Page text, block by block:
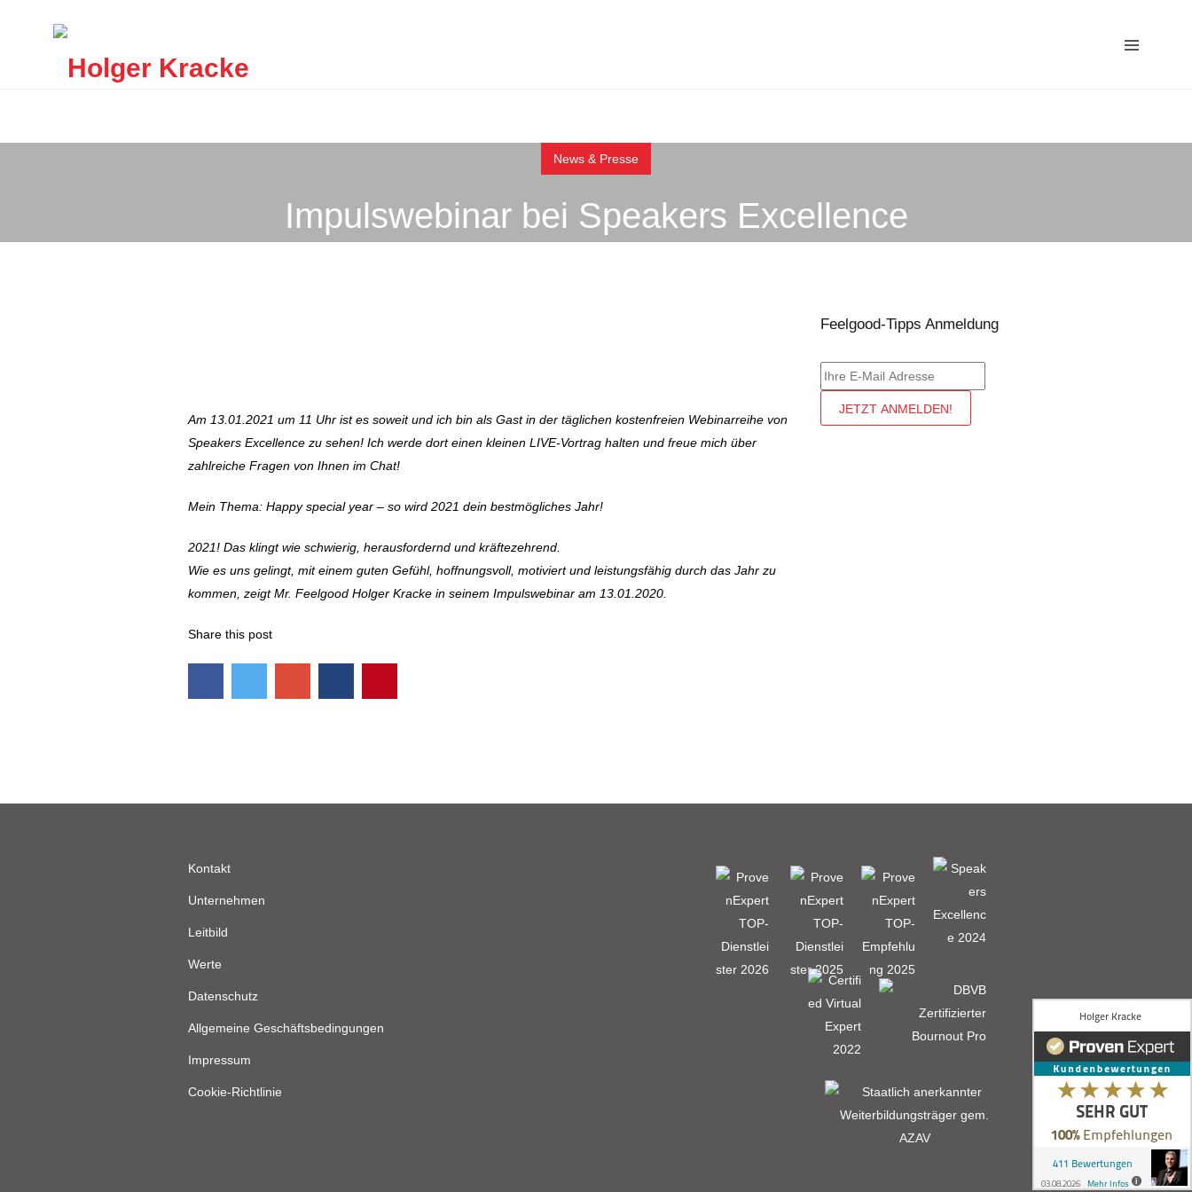
News & Presse
Impulswebinar bei Speakers Excellence
Am 13.01.2021 um 11 Uhr ist es soweit und ich bin als Gast in der täglichen kostenfreien Webinarreihe von
Speakers Excellence zu sehen! Ich werde dort einen kleinen LIVE-Vortrag halten und freue mich über
zahlreiche Fragen von Ihnen im Chat!
Mein Thema: Happy special year – so wird 2021 dein bestmögliches Jahr!
2021! Das klingt wie schwierig, herausfordernd und kräftezehrend.
Wie es uns gelingt, mit einem guten Gefühl, hoffnungsvoll, motiviert und leistungsfähig durch das Jahr zu
kommen, zeigt Mr. Feelgood Holger Kracke in seinem Impulswebinar am 13.01.2020.
Share this post
Feelgood-Tipps Anmeldung
Kontakt
Unternehmen
Leitbild
Werte
Datenschutz
Allgemeine Geschäftsbedingungen
Impressum
Cookie-Richtlinie